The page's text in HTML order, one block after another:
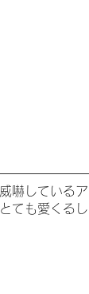
威嚇している
とても愛くる